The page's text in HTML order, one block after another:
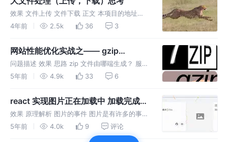
效果 文件上传 文件下载 正文 本项目的地址
是： https://github.com/cll123456/deal-big-
面的文章 如何计算文件的
4年前 2.5k 36 3
网站性能优化实战之—— gzip
（webpack, vite 开启gzip 部署）
问题描述 效果 思路 zip 文件由哪端生成？ 服务
端生成 nginx nginx 有一个模块是 gzip 模块，
（静态资源 和 接口数据）进行压缩，然后传
5年前 4.9k 33 6
react 实现图片正在加载中 加载完成
加载失败三个阶段的
效果 原理解析 图片的事件 图片是有许多的事件
的，例如，onload, onerror等,图片只要一加载
就会调用onload的事件，不管是加载成功还是
5年前 4.0k 9 评论